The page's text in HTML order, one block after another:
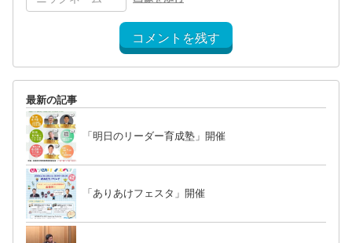
コメントを残す
最新の記事
「明日のリーダー育成塾」開催
「ありあけフェスタ」開催